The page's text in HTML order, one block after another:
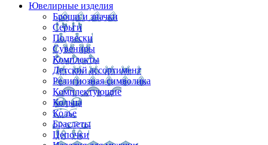
Ювелирные изделия
Броши и значки
Серьги
Подвески
Сувениры
Комплекты
Детский ассортимент
Религиозная символика
Комплектующие
Кольца
Колье
Браслеты
Цепочки